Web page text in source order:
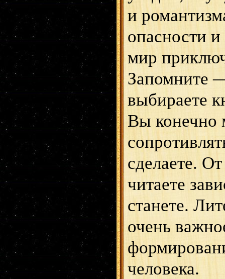
и
опасности и
мир
Запомните
выбираете
Вы конечно
сделаете.
читаете
станете.
очень
человека.